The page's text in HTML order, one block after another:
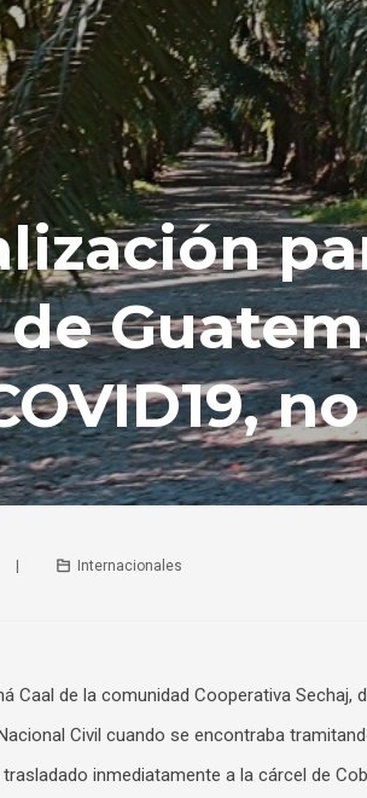
Internacionales
Caal de la comunidad Cooperativa Sechaj,
Civil cuando se encontraba
inmediatamente a la cárcel de